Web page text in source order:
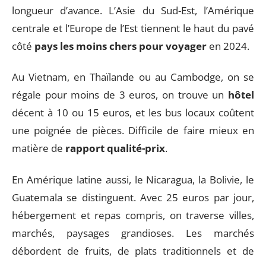
longueur d’avance. L’Asie du Sud-Est, l’Amérique
centrale et l’Europe de l’Est tiennent le haut du pavé
côté pays les moins chers pour voyager en 2024.
Au Vietnam, en Thaïlande ou au Cambodge, on se
régale pour moins de 3 euros, on trouve un hôtel
décent à 10 ou 15 euros, et les bus locaux coûtent
une poignée de pièces. Difficile de faire mieux en
matière de rapport qualité-prix.
En Amérique latine aussi, le Nicaragua, la Bolivie, le
Guatemala se distinguent. Avec 25 euros par jour,
hébergement et repas compris, on traverse villes,
marchés, paysages grandioses. Les marchés
débordent de fruits, de plats traditionnels et de